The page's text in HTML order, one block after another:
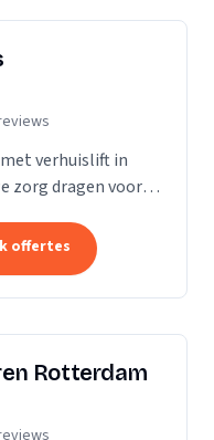
verhuislift in
zorg dragen voor
offertes
Rotterdam